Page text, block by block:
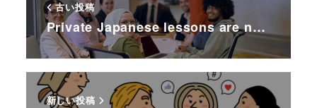
古い投稿
Private Japanese lessons are n…
新しい投稿